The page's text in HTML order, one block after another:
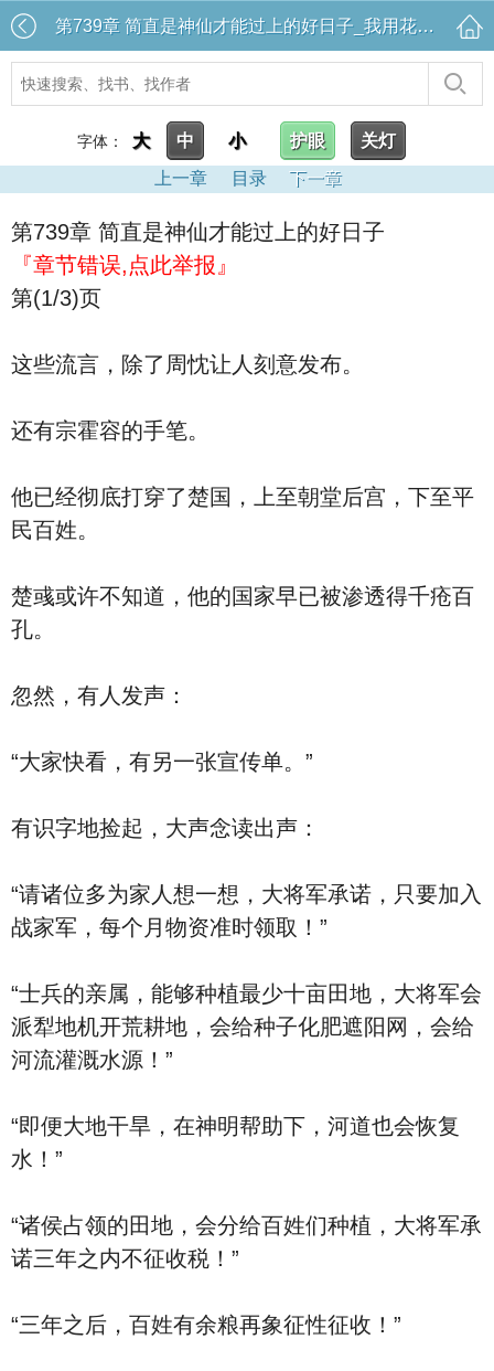
第739章 简直是神仙才能过上的好日子_我用花瓶通古今
字体： 大 中 小 护眼
关灯
上一章
目录 下一章
第739章 简直是神仙才能过上的好日子
『章节错误,点此举报』
第(1/3)页
这些流言，除了周忱让人刻意发布。
还有宗霍容的手笔。
他已经彻底打穿了楚国，上至朝堂后宫，下至平
民百姓。
楚彧或许不知道，他的国家早已被渗透得千疮百
孔。
忽然，有人发声：
“大家快看，有另一张宣传单。”
有识字地捡起，大声念读出声：
“请诸位多为家人想一想，大将军承诺，只要加入
战家军，每个月物资准时领取！”
“士兵的亲属，能够种植最少十亩田地，大将军会
派犁地机开荒耕地，会给种子化肥遮阳网，会给
河流灌溉水源！”
“即便大地干旱，在神明帮助下，河道也会恢复
水！”
“诸侯占领的田地，会分给百姓们种植，大将军承
诺三年之内不征收税！”
“三年之后，百姓有余粮再象征性征收！”